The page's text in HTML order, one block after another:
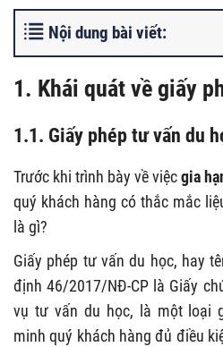
Nội dung bài viết:
1. Khái quát về giấy
1.1. Giấy phép tư vấn du
Trước khi trình bày về việcgia
quý khách hàng có thắc mắc
là gì?
Giấy phép tư vấn du học, hay
định 46/2017/NĐ-CP là Giấy
vụ tư vấn du học, là một loại
minh quý khách hàng đủ điều